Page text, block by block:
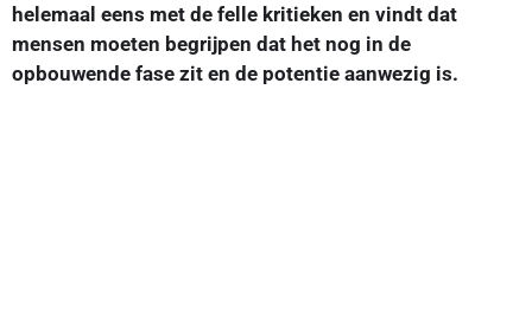
helemaal eens met de felle kritieken en vindt dat
mensen moeten begrijpen dat het nog in de
opbouwende fase zit en de potentie aanwezig is.